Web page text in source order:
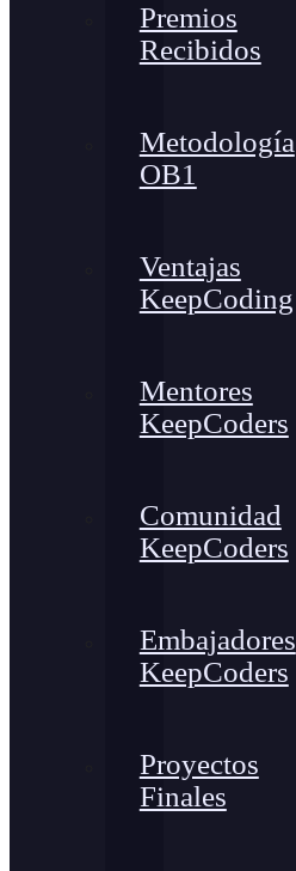
Premios
Recibidos
Metodología
OB1
Ventajas
KeepCoding
Mentores
KeepCoders
Comunidad
KeepCoders
Embajadores
KeepCoders
Proyectos
Finales